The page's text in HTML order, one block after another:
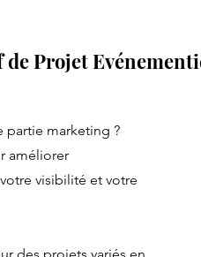
Projet
partie marketing ?
améliorer
visibilité et votre